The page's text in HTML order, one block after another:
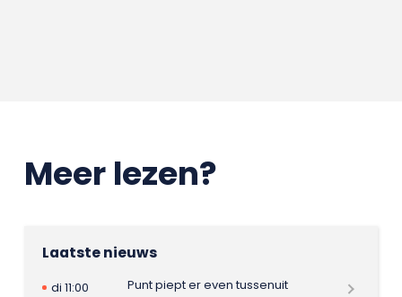
Meer lezen?
Laatste nieuws
di 11:00
Punt piept er even tussenuit